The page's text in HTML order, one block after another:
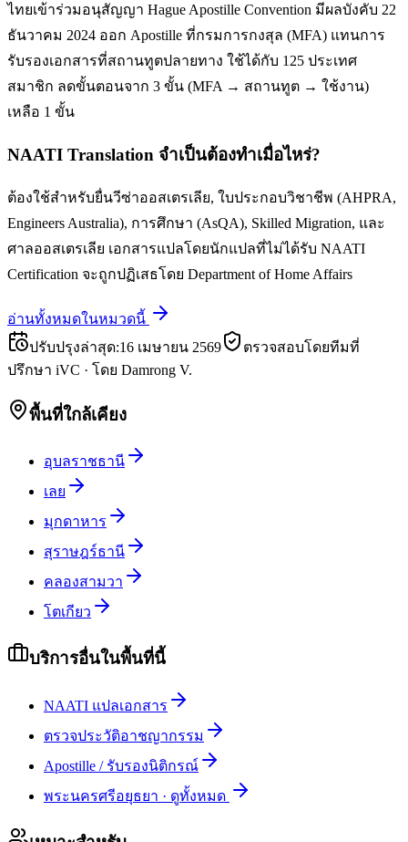
ไทยเข้าร่วมอนุสัญญา Hague Apostille Convention มีผลบังคับ 22
ธันวาคม 2024 ออก Apostille ที่กรมการกงสุล (MFA) แทนการ
รับรองเอกสารที่สถานทูตปลายทาง ใช้ได้กับ 125 ประเทศ
สมาชิก ลดขั้นตอนจาก 3 ขั้น (MFA → สถานทูต → ใช้งาน)
เหลือ 1 ขั้น
NAATI Translation จำเป็นต้องทำเมื่อไหร่?
ต้องใช้สำหรับยื่นวีซ่าออสเตรเลีย, ใบประกอบวิชาชีพ (AHPRA,
Engineers Australia), การศึกษา (AsQA), Skilled Migration, และ
ศาลออสเตรเลีย เอกสารแปลโดยนักแปลที่ไม่ได้รับ NAATI
Certification จะถูกปฏิเสธโดย Department of Home Affairs
อ่านทั้งหมดในหมวดนี้
ปรับปรุงล่าสุด:16 เมษายน 2569
ตรวจสอบโดยทีมที่
ปรึกษา iVC · โดย Damrong V.
พื้นที่ใกล้เคียง
อุบลราชธานี
เลย
มุกดาหาร
สุราษฎร์ธานี
คลองสามวา
โตเกียว
บริการอื่นในพื้นที่นี้
NAATI แปลเอกสาร
ตรวจประวัติอาชญากรรม
Apostille / รับรองนิติกรณ์
พระนครศรีอยุธยา · ดูทั้งหมด